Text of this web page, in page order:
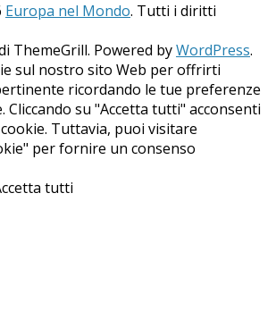
Europa nel Mondo. Tutti i diritti
ThemeGrill. Powered byWordPress.
sul nostro sito Web per offrirti
ricordando le tue preferenze
Cliccando su "Accetta tutti" acconsenti
Tuttavia, puoi visitare
per fornire un consenso
tutti